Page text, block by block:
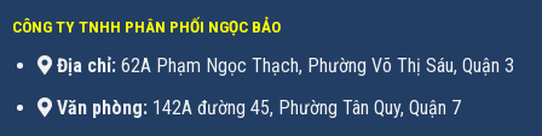
CÔNG TY TNHH PHÂN PHỐI NGỌC BẢO
Địa chỉ:62A Phạm Ngọc Thạch, Phường Võ Thị Sáu, Quận 3
Văn phòng:142A đường 45, Phường Tân Quy, Quận 7